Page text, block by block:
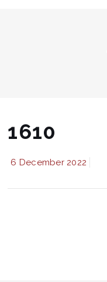
1610
6 December 2022